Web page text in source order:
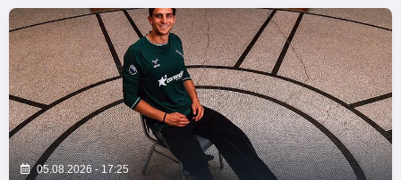
05.08.2026 - 17:25